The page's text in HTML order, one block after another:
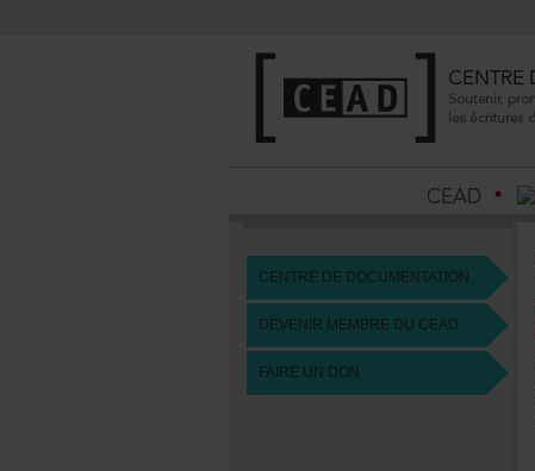
CENTREDEDOCUMENTATION
DEVENIRMEMBREDUCEAD
FAIREUNDON